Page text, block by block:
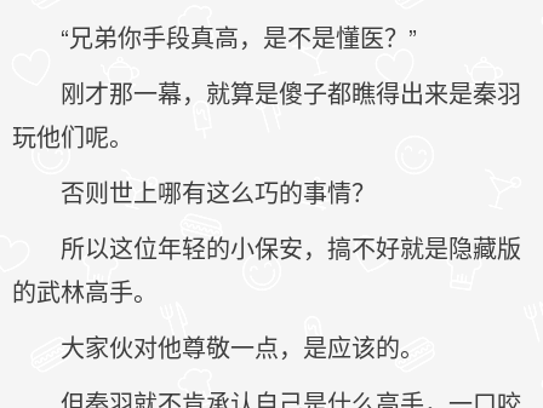
“兄弟你手段真高，是不是懂医？”
刚才那一幕，就算是傻子都瞧得出来是秦羽
玩他们呢。
否则世上哪有这么巧的事情？
所以这位年轻的小保安，搞不好就是隐藏版
的武林高手。
大家伙对他尊敬一点，是应该的。